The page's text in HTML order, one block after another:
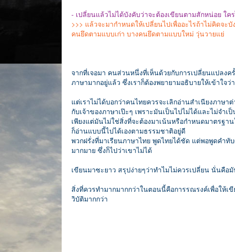
- เปลี่ยนแล้วไม่ได้บังคับว่าจะต้องเขียนตามสักหน่อย ใค
>>> แล้วจะมากำหนดให้เปลี่ยนไปเพื่ออะไรถ้าไม่คิดจ
คนยึดตามแบบเก่า บางคนยึดตามแบบใหม่ วุ่นวายแย่
จากที่เจอมา คนส่วนหนึ่งที่เห็นด้วยกับการเปลี่ยนแปลงค
ภาษามากอยู่แล้ว ซึ่งเราก็ต้องพยายามอธิบายให้เข้าใจว่
แต่เราไม่ได้บอกว่าคนไทยควรจะเลิกอ่านสำเนียงภาษ
กับเจ้าของภาษาเป๊ะๆ เพราะมันเป็นไปไม่ได้และไม่จำ
เพียงแต่มันไม่ใช่สิ่งที่จะต้องมาเน้นหรือกำหนดมาตรฐา
ก็อ่านแบบนี้ไปได้เองตามธรรมชาติอยู่ดี
พวกฝรั่งที่มาเรียนภาษาไทย พูดไทยได้ชัด แต่พอพูดคำทั
มากมาย ซึ่งก็ไปว่าเขาไม่ได้
เขียนมาซะยาว สรุปง่ายๆว่าทำไมไม่ควรเปลี่ยน นั่นคือ
สิ่งที่ควรทำมากมากกว่าในตอนนี้คือการรณรงค์เพื่อให้
วิบัติมากกว่า